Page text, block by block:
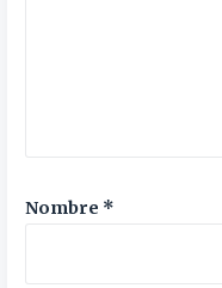
Nombre *